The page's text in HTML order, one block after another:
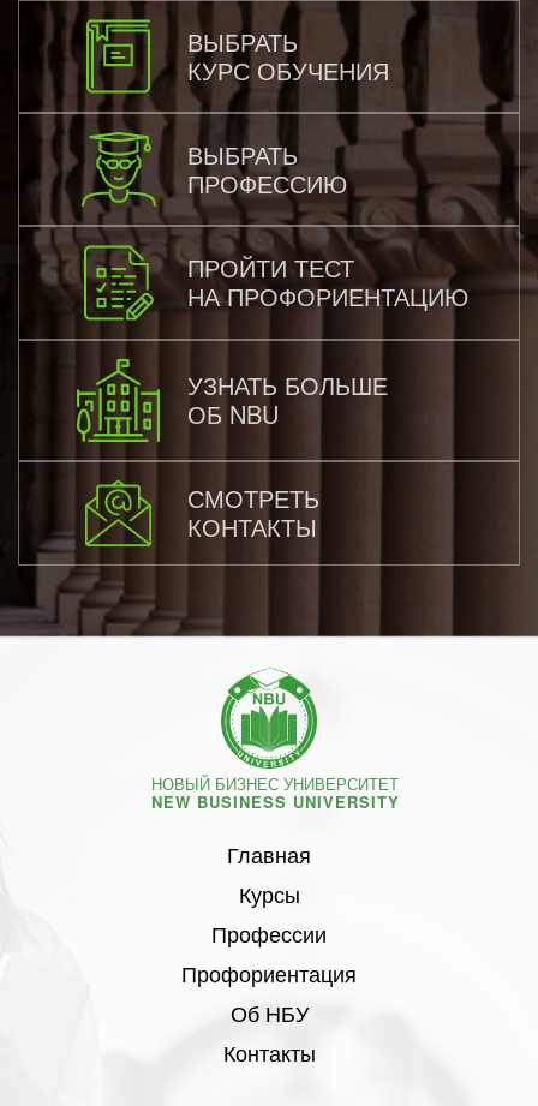
ВЫБРАТЬ
КУРС ОБУЧЕНИЯ
ВЫБРАТЬ
ПРОФЕССИЮ
ПРОЙТИ ТЕСТ
НА ПРОФОРИЕНТАЦИЮ
УЗНАТЬ БОЛЬШЕ
ОБ NBU
СМОТРЕТЬ
КОНТАКТЫ
НОВЫЙ БИЗНЕС УНИВЕРСИТЕТ
NEW BUSINESS UNIVERSITY
Главная
Курсы
Профессии
Профориентация
Об НБУ
Контакты